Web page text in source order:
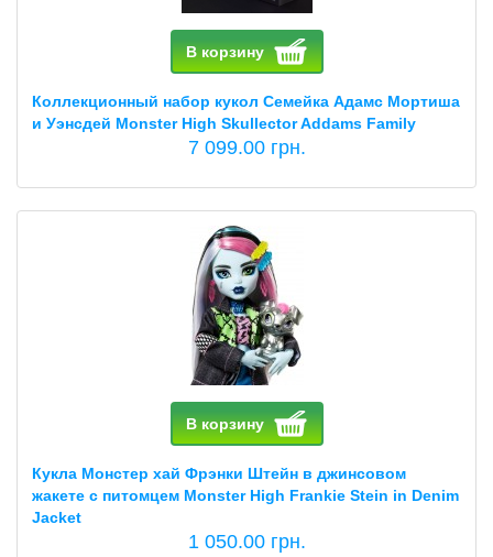
В корзину
Коллекционный набор кукол Семейка Адамс Мортиша
и Уэнсдей Monster High Skullector Addams Family
7 099.00 грн.
В корзину
Кукла Монстер хай Фрэнки Штейн в джинсовом
жакете с питомцем Monster High Frankie Stein in Denim
Jacket
1 050.00 грн.